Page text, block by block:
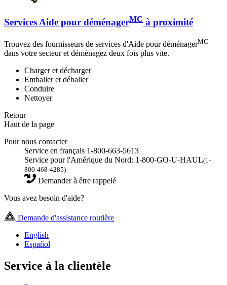
Services Aide pour déménagerMC à proximité
Trouvez des fournisseurs de services d'Aide pour déménagerMC
dans votre secteur et déménagez deux fois plus vite.
Charger et décharger
Emballer et déballer
Conduire
Nettoyer
Retour
Haut de la page
Pour nous contacter
Service en français 1-800-663-5613
Service pour l'Amérique du Nord: 1-800-GO-U-HAUL(1-
800-468-4285)
Demander à être rappelé
Vous avez besoin d'aide?
Demande d'assistance routière
English
Español
Service à la clientèle